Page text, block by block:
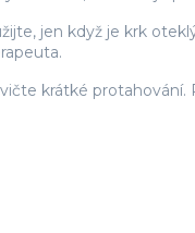
jen když je krk
krátké protahování.